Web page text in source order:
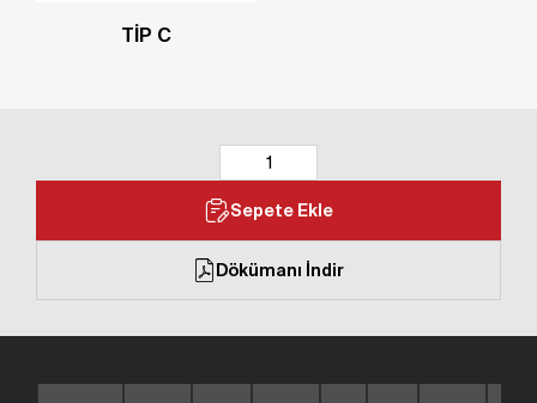
TİP C
Sepete Ekle
Dökümanı İndir